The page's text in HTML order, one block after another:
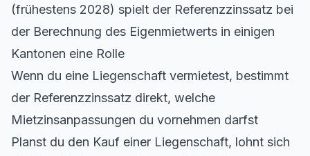
(frühestens 2028) spielt der Referenzzinssatz bei
der Berechnung des Eigenmietwerts in einigen
Kantonen eine Rolle
Wenn du eine Liegenschaft vermietest, bestimmt
der Referenzzinssatz direkt, welche
Mietzinsanpassungen du vornehmen darfst
Planst du den Kauf einer Liegenschaft, lohnt sich